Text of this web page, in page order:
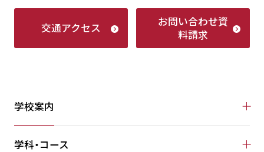
交通アクセス お問い合わせ資
料請求
学校案内
学科・コース